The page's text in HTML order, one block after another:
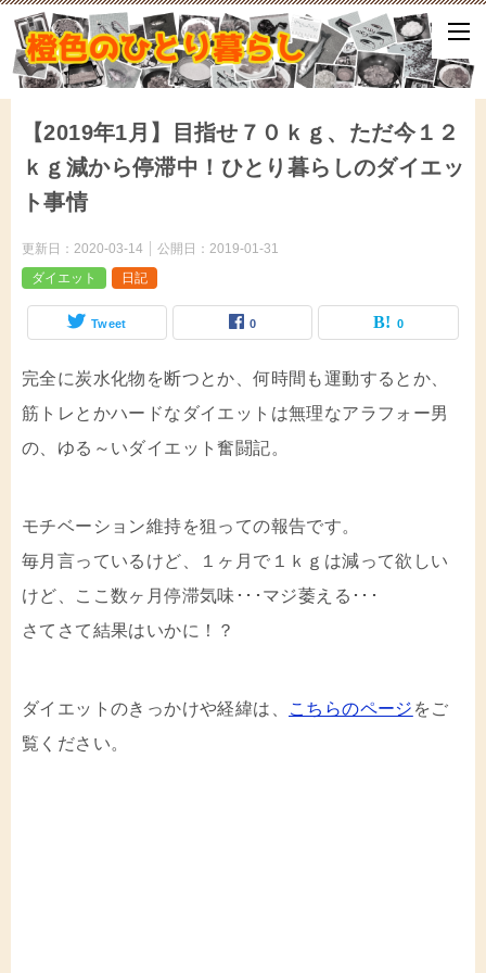
ひとり暮らしをしながら、気づいたことや、ふと思ったこと、試して
となどをアップしていきます。
【2019年1月】目指せ７０ｋｇ、ただ今１２
ｋｇ減から停滞中！ひとり暮らしのダイエッ
ト事情
更新日： 2020-03-14 公開日： 2019-01-31
ダイエット
日記
Tweet 0 0
完全に炭水化物を断つとか、何時間も運動するとか、
筋トレとかハードなダイエットは無理なアラフォー男
の、ゆる～いダイエット奮闘記。
モチベーション維持を狙っての報告です。
毎月言っているけど、１ヶ月で１ｋｇは減って欲しい
けど、ここ数ヶ月停滞気味･･･マジ萎える･･･
さてさて結果はいかに！？
ダイエットのきっかけや経緯は、 こちらのページ をご
覧ください。